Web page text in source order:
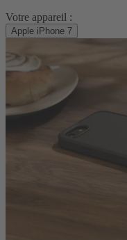
Votre appareil :
Apple iPhone 7